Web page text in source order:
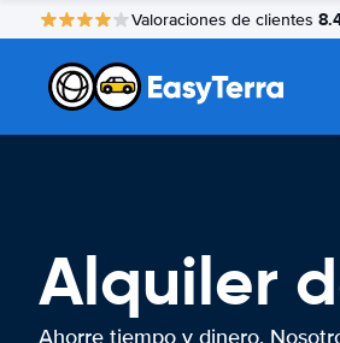
Valoraciones de clientes
Alquiler
Ahorre tiempo y dinero.